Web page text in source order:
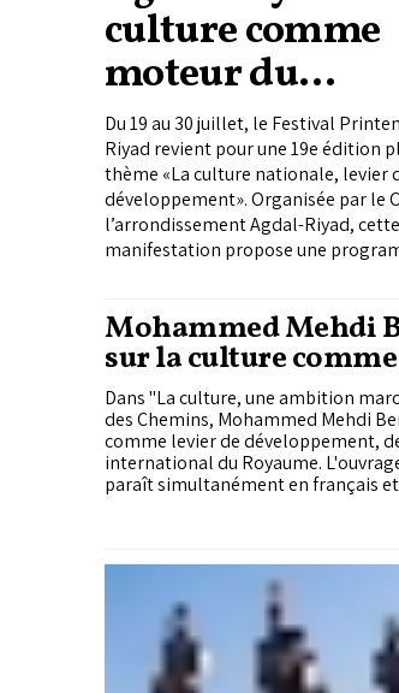
culture comme
moteur du
Du 19 au 30 juillet, le Festival
Riyad revient pour une 19e édition
thème «La culture nationale, levier
développement». Organisée par le
l’arrondissement Agdal-Riyad, cette
manifestation propose une
de faire de la culture un moteur de
territorial et de participation
Mohammed Mehdi
sur la culture
développement du
Dans "La culture, une ambition
des Chemins, Mohammed Mehdi
comme levier de développement,
international du Royaume.
paraît simultanément en français et